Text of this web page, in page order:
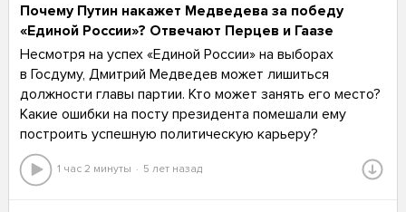
Почему Путин накажет Медведева за победу
«Единой России»? Отвечают Перцев и Гаазе
Несмотря на успех «Единой России» на выборах
в Госдуму, Дмитрий Медведев может лишиться
должности главы партии. Кто может занять его место?
Какие ошибки на посту президента помешали ему
построить успешную политическую карьеру?
1 час 2 минуты 5 лет назад